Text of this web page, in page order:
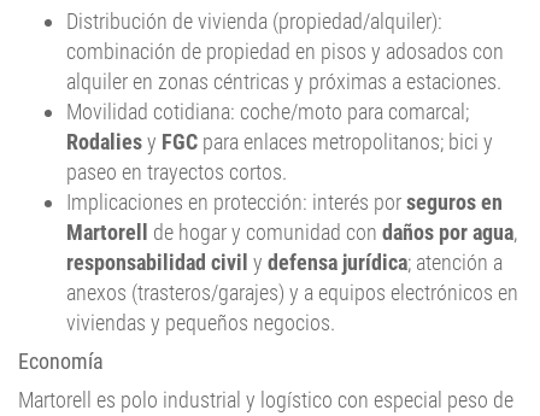
Distribución de vivienda (propiedad/alquiler):
combinación de propiedad en pisos y adosados con
alquiler en zonas céntricas y próximas a estaciones.
Movilidad cotidiana: coche/moto para comarcal;
Rodaliesy FGC para enlaces metropolitanos; bici y
paseo en trayectos cortos.
Implicaciones en protección: interés porseguros en
Martorell
de hogar y comunidad con daños por agua,
responsabilidad civil y defensa jurídica; atención a
anexos (trasteros/garajes) y a equipos electrónicos en
viviendas y pequeños negocios.
Economía
Martorell es polo industrial y logístico con especial peso de